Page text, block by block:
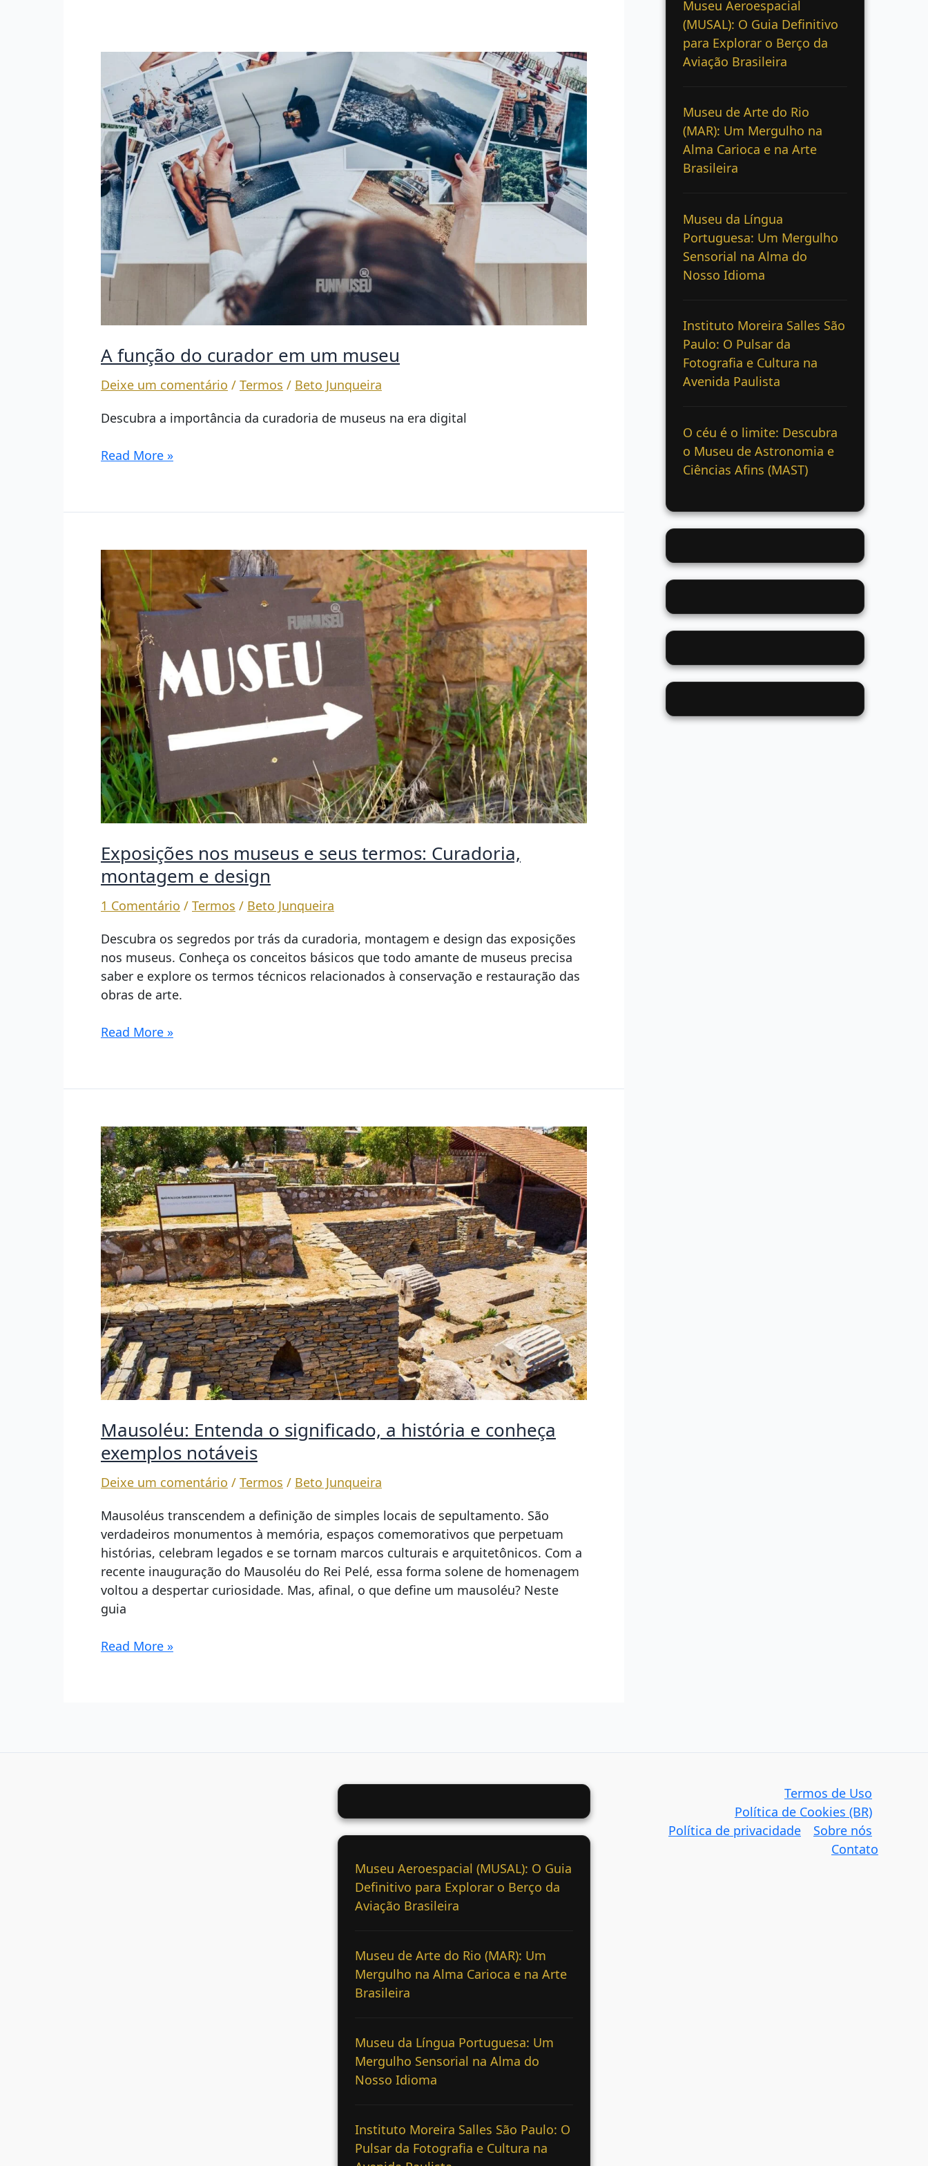
A função do curador em um museu
Deixe um comentário / Termos / Beto Junqueira
Descubra a importância da curadoria de museus na era digital
A
curador
um
museu
Read More »
Exposições nos museus e seus termos: Curadoria,
montagem e design
1 Comentário / Termos / Beto Junqueira
Descubra os segredos por trás da curadoria, montagem e design das exposições
nos museus. Conheça os conceitos básicos que todo amante de museus precisa
saber e explore os termos técnicos relacionados à conservação e restauração das
obras de arte.
Exposições
e
termos:
Curadoria,
montagem
e
design
Read More »
Mausoléu: Entenda o significado, a história e conheça
exemplos notáveis
Deixe um comentário / Termos / Beto Junqueira
Mausoléus transcendem a definição de simples locais de sepultamento. São
verdadeiros monumentos à memória, espaços comemorativos que perpetuam
histórias, celebram legados e se tornam marcos culturais e arquitetônicos. Com a
recente inauguração do Mausoléu do Rei Pelé, essa forma solene de homenagem
voltou a despertar curiosidade. Mas, afinal, o que define um mausoléu? Neste
guia
Mausoléu:
Read More »
Museu Aeroespacial
(MUSAL): O Guia Definitivo
para Explorar o Berço da
Aviação Brasileira
Museu de Arte do Rio
(MAR): Um Mergulho na
Alma Carioca e na Arte
Brasileira
Museu da Língua
Portuguesa: Um Mergulho
Sensorial na Alma do
Nosso Idioma
Instituto Moreira Salles São
Paulo: O Pulsar da
Fotografia e Cultura na
Avenida Paulista
O céu é o limite: Descubra
o Museu de Astronomia e
Ciências Afins (MAST)
Museu Aeroespacial (MUSAL): O Guia
Definitivo para Explorar o Berço da
Aviação Brasileira
Museu de Arte do Rio (MAR): Um
Mergulho na Alma Carioca e na Arte
Brasileira
Museu da Língua Portuguesa: Um
Mergulho Sensorial na Alma do
Nosso Idioma
Instituto Moreira Salles São Paulo: O
Pulsar da Fotografia e Cultura na
Termos de Uso
Política de Cookies (BR)
Política de privacidade
Sobre nós
Contato